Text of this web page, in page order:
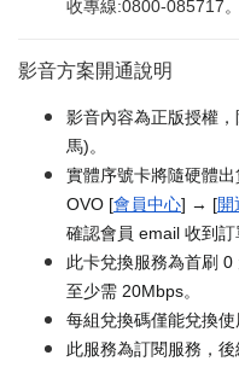
收專線:0800-085717。
影音方案開通說明
影音內容為正版授權，
馬)。
實體序號卡將隨硬體
OVO [會員中心] → [開
確認會員 email 收到訂
此卡兌換服務為首刷
至少需 20Mbps。
每組兌換碼僅能兌換使
此服務為訂閱服務，